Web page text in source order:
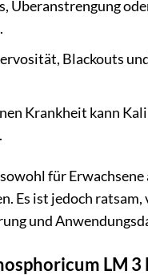
Überanstrengung
Blackouts
Krankheit kann
für
Es ist jedoch
und
LM